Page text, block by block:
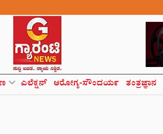
ಎಲೆಕ್ಷನ್ ಆರೋಗ್ಯ-ಸೌಂದರ್ಯ ತಂತ್ರಜ್ಞಾನ